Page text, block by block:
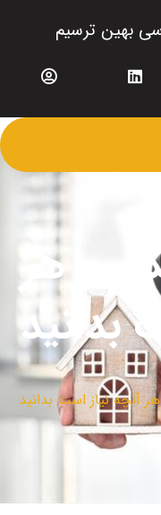
بهین ترسیم
و هر
بدانید
آنچه نیاز است بدانید